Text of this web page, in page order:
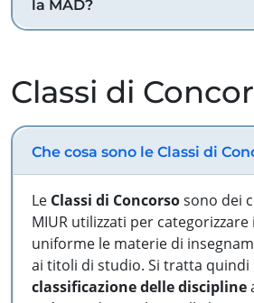
la MAD?
Classi di
Che cosa sono le Classi di
Le Classi di Concorsosono dei
MIUR utilizzati per
uniforme le materie di
ai titoli di studio. Si tratta quindi
classificazione delle discipline